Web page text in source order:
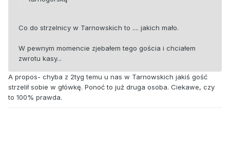
Co do strzelnicy w Tarnowskich to .... jakich mało.
W pewnym momencie zjebałem tego gościa i chciałem
zwrotu kasy...
A propos- chyba z 2tyg temu u nas w Tarnowskich jakiś gość
strzelił sobie w główkę. Ponoć to już druga osoba. Ciekawe, czy
to 100% prawda.